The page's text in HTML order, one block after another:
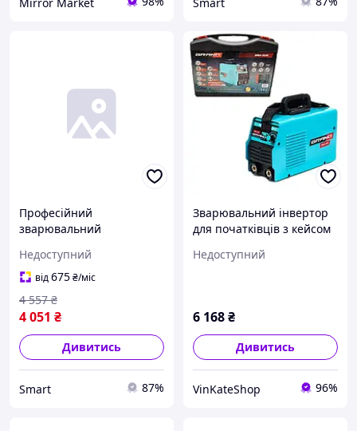
Професійний
зварювальний
120A/400A,
Універсальний інвертор
для зварювання дротом у
майстерні та побуті
Недоступний
від675₴/міс
4 051 ₴
4 557 ₴
Дивитись
Smart 87%
Зварювальний інвертор
для початківців з кейсом
(Чехія), Зварювальний
Недоступний
6 168₴
Дивитись
VinKateShop 96%